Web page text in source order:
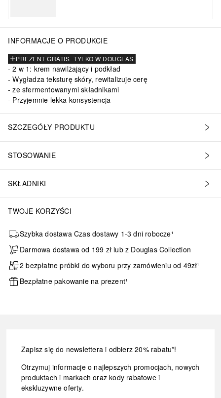
INFORMACJE O PRODUKCIE
TYLKO W DOUGLAS
PREZENT GRATIS
2 w 1: krem nawilżający i podkład
Wygładza teksturę skóry, rewitalizuje cerę
ze sfermentowanymi składnikami
Przyjemnie lekka konsystencja
SZCZEGÓŁY PRODUKTU
STOSOWANIE
SKŁADNIKI
TWOJE KORZYŚCI
Szybka dostawa Czas dostawy 1-3 dni robocze¹
Darmowa dostawa od 199 zł lub z Douglas Collection
2 bezpłatne próbki do wyboru przy zamówieniu od 49zł¹
Bezpłatne pakowanie na prezent¹
Zapisz się do newslettera i odbierz 20% rabatu*!
Otrzymuj informacje o najlepszych promocjach, nowych
produktach i markach oraz kody rabatowe i
ekskluzywne oferty.